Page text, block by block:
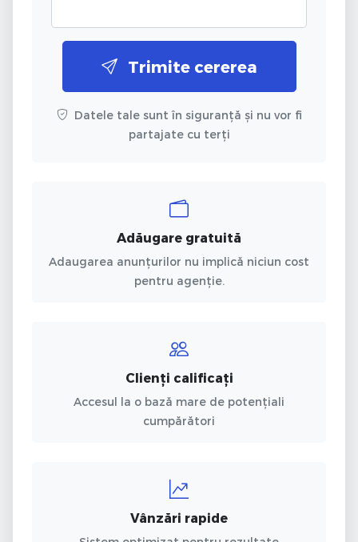
Trimite cererea
Datele tale sunt în siguranță și nu vor fi
partajate cu terți
Adăugare gratuită
Adaugarea anunțurilor nu implică niciun cost
pentru agenție.
Clienți calificați
Accesul la o bază mare de potențiali
cumpărători
Vânzări rapide